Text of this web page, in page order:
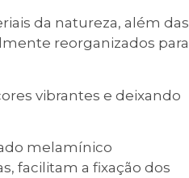
da natureza, além das
reorganizados para
vibrantes e deixando
melamínico
facilitam a fixação dos